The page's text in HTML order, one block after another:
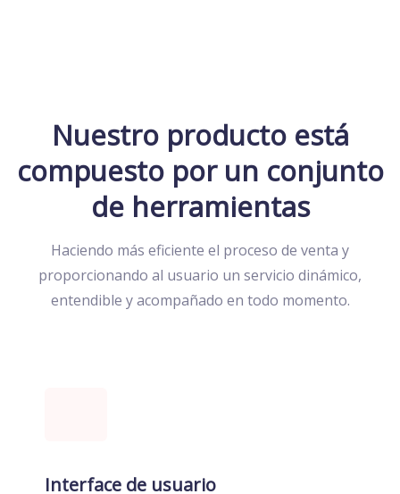
Nuestro producto está
compuesto por un conjunto
de herramientas
Haciendo más eficiente el proceso de venta y
proporcionando al usuario un servicio dinámico,
entendible y acompañado en todo momento.
Interface de usuario